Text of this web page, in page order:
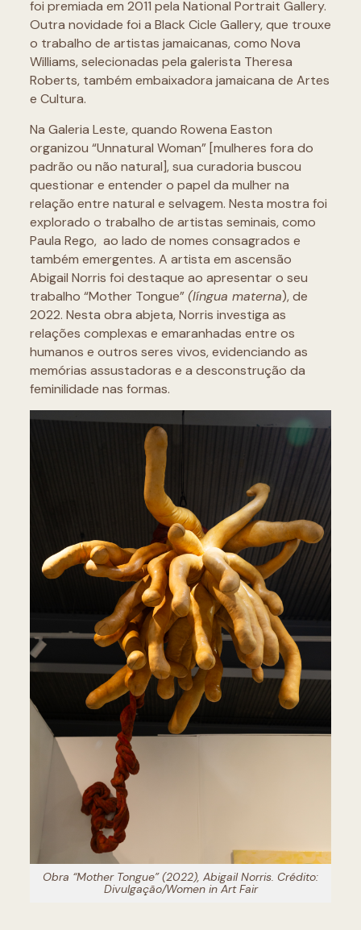
foi premiada em 2011 pela National Portrait Gallery.
Outra novidade foi a Black Cicle Gallery, que trouxe
o trabalho de artistas jamaicanas, como Nova
Williams, selecionadas pela galerista Theresa
Roberts, também embaixadora jamaicana de Artes
e Cultura.
Na Galeria Leste, quando Rowena Easton
organizou “Unnatural Woman” [mulheres fora do
padrão ou não natural], sua curadoria buscou
questionar e entender o papel da mulher na
relação entre natural e selvagem. Nesta mostra foi
explorado o trabalho de artistas seminais, como
Paula Rego, ao lado de nomes consagrados e
também emergentes. A artista em ascensão
Abigail Norris foi destaque ao apresentar o seu
trabalho “Mother Tongue”(língua materna), de
2022. Nesta obra abjeta, Norris investiga as
relações complexas e emaranhadas entre os
humanos e outros seres vivos, evidenciando as
memórias assustadoras e a desconstrução da
feminilidade nas formas.
Obra “Mother Tongue” (2022), Abigail Norris. Crédito:
Divulgação/Women in Art Fair